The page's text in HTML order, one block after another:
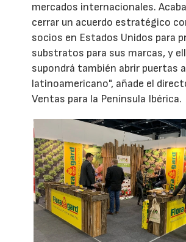
mercados internacionales.
cerrar un acuerdo estratégico
socios en Estados Unidos para
substratos para sus marcas, y
supondrá también abrir puertas
latinoamericano", añade el
Ventas para la Península Ibérica.